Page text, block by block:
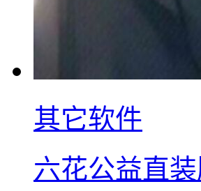
其它软件
六花公益直